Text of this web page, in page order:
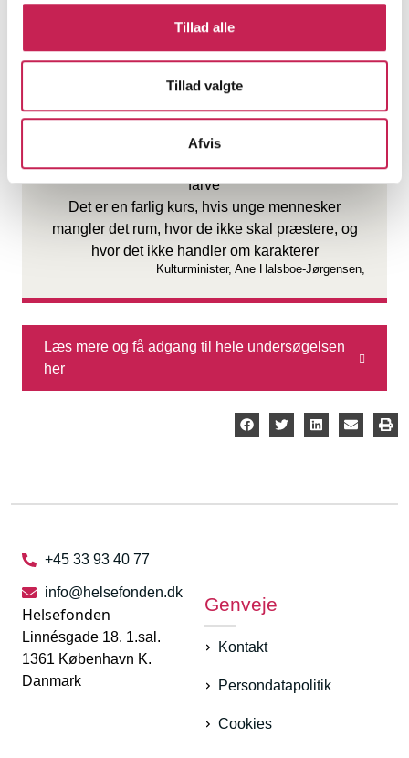
Tillad alle
Tillad valgte
Afvis
væk fra selvevaluering og over på noget andet, der er
Det er en farlig kurs, hvis unge mennesker
mangler det rum, hvor de ikke skal præstere, og
hvor det ikke handler om karakterer
Kulturminister, Ane Halsboe-Jørgensen,
Læs mere og få adgang til hele undersøgelsen
her
+45 33 93 40 77
info@helsefonden.dk
Helsefonden
Linnésgade 18. 1.sal.
1361 København K.
Danmark
Genveje
Kontakt
Persondatapolitik
Cookies